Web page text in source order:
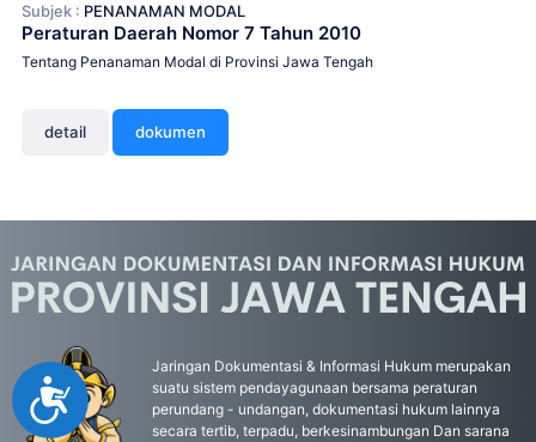
Accessibility
Subjek : PENANAMAN MODAL
Peraturan Daerah Nomor 7 Tahun 2010
Tentang Penanaman Modal di Provinsi Jawa Tengah
detail dokumen
Jaringan Dokumentasi & Informasi Hukum merupakan
suatu sistem pendayagunaan bersama peraturan
perundang - undangan, dokumentasi hukum lainnya
secara tertib, terpadu, berkesinambungan Dan sarana